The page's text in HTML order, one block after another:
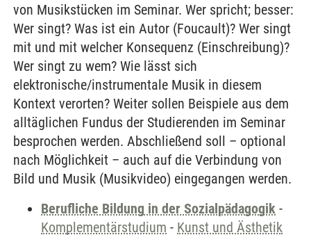
von Musikstücken im Seminar. Wer spricht; besser:
Wer singt? Was ist ein Autor (Foucault)? Wer singt
mit und mit welcher Konsequenz (Einschreibung)?
Wer singt zu wem? Wie lässt sich
elektronische/instrumentale Musik in diesem
Kontext verorten? Weiter sollen Beispiele aus dem
alltäglichen Fundus der Studierenden im Seminar
besprochen werden. Abschließend soll – optional
nach Möglichkeit – auch auf die Verbindung von
Bild und Musik (Musikvideo) eingegangen werden.
Berufliche Bildung in der Sozialpädagogik -
Komplementärstudium - Kunst und Ästhetik